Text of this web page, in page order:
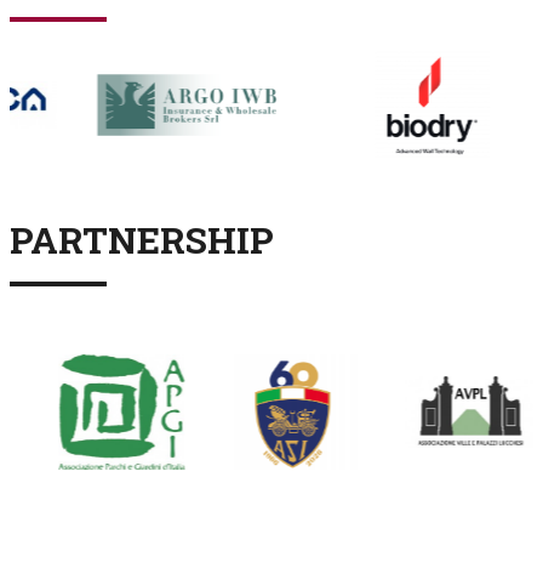
PARTNERSHIP